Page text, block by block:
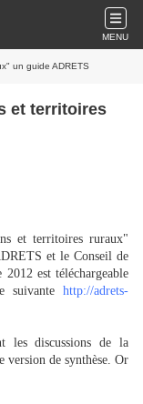
MENU
un guide ADRETS
et territoires
et territoires ruraux"
et le Conseil de
2012 est téléchargeable
suivante http://adrets-
les discussions de la
version de synthèse. Or